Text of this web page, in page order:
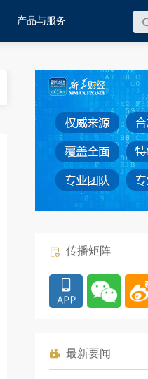
产品与服务
传播矩阵
最新要闻